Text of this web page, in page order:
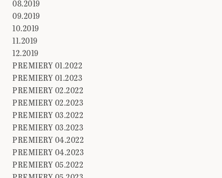
08.2019
09.2019
10.2019
11.2019
12.2019
PREMIERY 01.2022
PREMIERY 01.2023
PREMIERY 02.2022
PREMIERY 02.2023
PREMIERY 03.2022
PREMIERY 03.2023
PREMIERY 04.2022
PREMIERY 04.2023
PREMIERY 05.2022